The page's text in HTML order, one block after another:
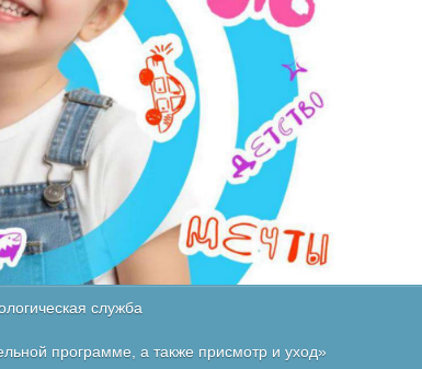
служба
программе, а также присмотр и уход»